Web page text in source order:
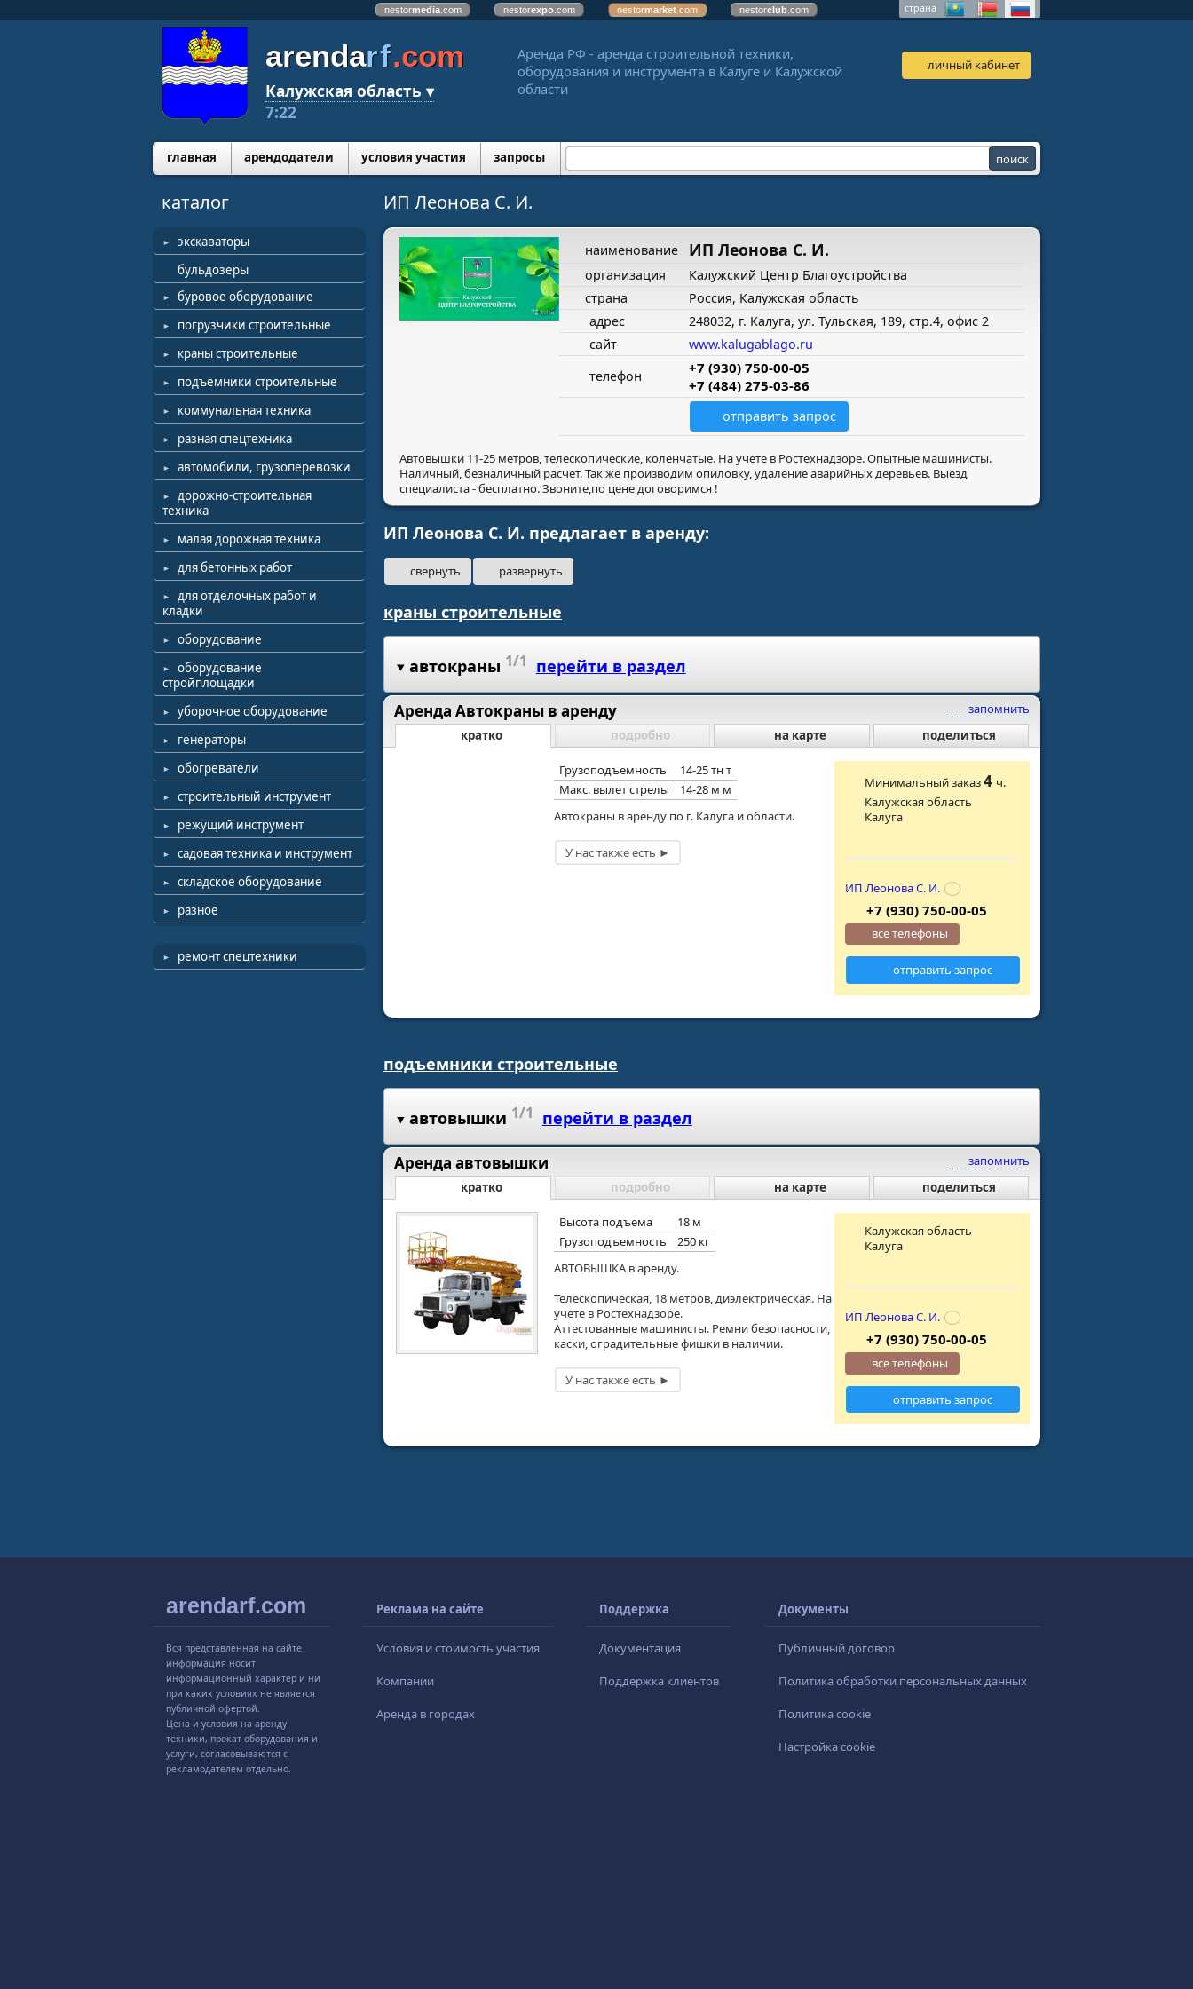
nestormedia .com nestorexpo .com nestormarket .com nestorclub .com страна
arendarf.com
Калужская область ▾
7:22
Аренда РФ - аренда строительной техники,
оборудования и инструмента в Калуге и Калужской
области
личный кабинет
главная арендодатели условия участия запросы
каталог
экскаваторы
бульдозеры
буровое оборудование
погрузчики строительные
краны строительные
подъемники строительные
коммунальная техника
разная спецтехника
автомобили, грузоперевозки
дорожно-строительная
техника
малая дорожная техника
для бетонных работ
для отделочных работ и
кладки
оборудование
оборудование
стройплощадки
уборочное оборудование
генераторы
обогреватели
строительный инструмент
режущий инструмент
садовая техника и инструмент
складское оборудование
разное
ремонт спецтехники
ИП Леонова С. И.
наименование ИП Леонова С. И.
организация
Калужский Центр Благоустройства
страна
Россия, Калужская область
адрес
248032, г. Калуга, ул. Тульская, 189, стр.4, офис 2
сайт
www.kalugablago.ru
телефон
+7 (930) 750-00-05
+7 (484) 275-03-86
отправить запрос
Автовышки 11-25 метров, телескопические, коленчатые. На учете в Ростехнадзоре. Опытные машинисты.
Наличный, безналичный расчет. Так же производим опиловку, удаление аварийных деревьев. Выезд
специалиста - бесплатно. Звоните,по цене договоримся !
ИП Леонова С. И. предлагает в аренду:
свернуть развернуть
краны строительные
автокраны 1/1 перейти в раздел
запомнить
Аренда Автокраны в аренду
кратко подробно на карте поделиться
Грузоподъемность
14-25 тн т
Макс. вылет стрелы
14-28 м м
Автокраны в аренду по г. Калуга и области.
Минимальный заказ4 ч.
Калужская область
Калуга
ИП Леонова С. И.
+7 (930) 750-00-05
все телефоны
отправить запрос
подъемники строительные
автовышки 1/1 перейти в раздел
запомнить
Аренда автовышки
кратко подробно на карте поделиться
Высота подъема
18 м
Грузоподъемность
250 кг
АВТОВЫШКА в аренду.
Телескопическая, 18 метров, диэлектрическая. На
учете в Ростехнадзоре.
Аттестованные машинисты. Ремни безопасности,
каски, оградительные фишки в наличии.
Калужская область
Калуга
ИП Леонова С. И.
+7 (930) 750-00-05
все телефоны
отправить запрос
arendarf.com
Вся представленная на сайте
информация носит
информационный характер и ни
при каких условиях не является
публичной офертой.
Цена и условия на аренду
техники, прокат оборудования и
услуги, согласовываются с
рекламодателем отдельно.
Реклама на сайте
Условия и стоимость участия
Компании
Аренда в городах
Поддержка
Документация
Поддержка клиентов
Документы
Публичный договор
Политика обработки персональных данных
Политика cookie
Настройка cookie